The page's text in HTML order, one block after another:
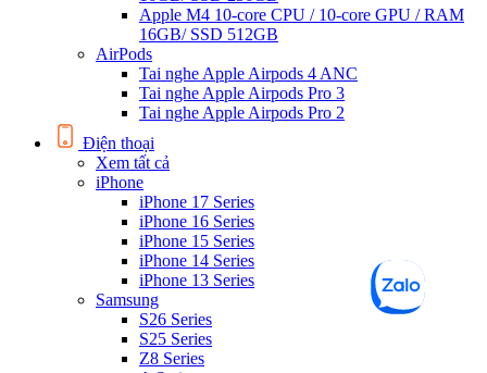
Apple M4 10-core CPU / 10-core GPU / RAM
16GB/ SSD 512GB
AirPods
Tai nghe Apple Airpods 4 ANC
Tai nghe Apple Airpods Pro 3
Tai nghe Apple Airpods Pro 2
Điện thoại
Xem tất cả
iPhone
iPhone 17 Series
iPhone 16 Series
iPhone 15 Series
iPhone 14 Series
iPhone 13 Series
Samsung
S26 Series
S25 Series
Z8 Series